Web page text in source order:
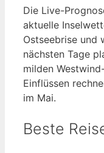
Die Live-
aktuelle
Ostseebrise und
nächsten Tage
milden
Einflüssen
im Mai.
Beste